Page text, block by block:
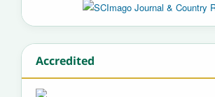
Accredited